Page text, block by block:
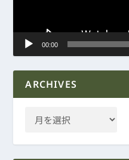
00:00
ARCHIVES